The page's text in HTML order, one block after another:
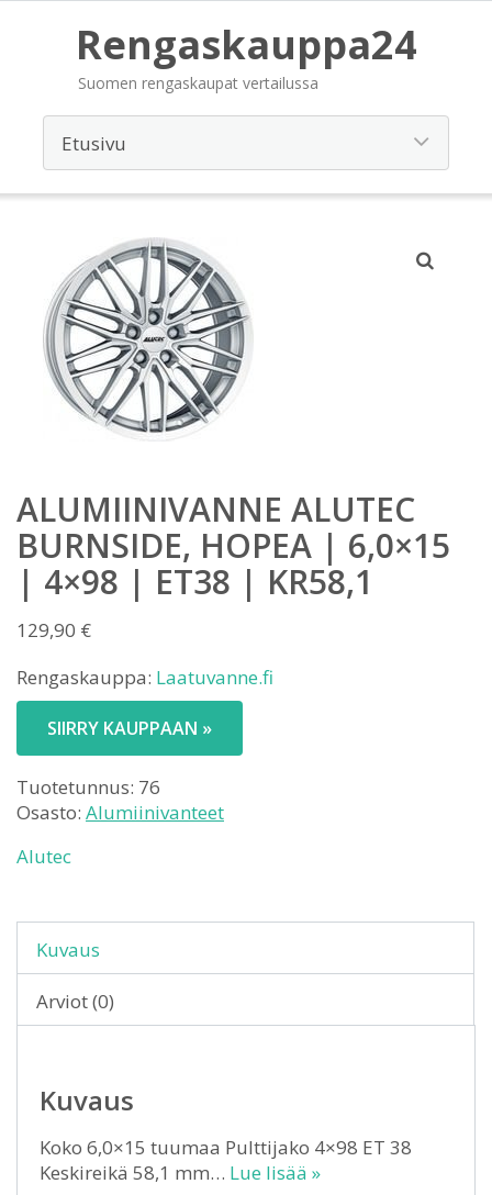
Rengaskauppa24
Suomen rengaskaupat vertailussa
ALUMIINIVANNE ALUTEC
BURNSIDE, HOPEA | 6,0×15
| 4×98 | ET38 | KR58,1
129,90 €
Rengaskauppa: Laatuvanne.fi
SIIRRY KAUPPAAN »
Tuotetunnus: 76
Osasto: Alumiinivanteet
Alutec
Kuvaus
Arviot (0)
Kuvaus
Koko 6,0×15 tuumaa Pulttijako 4×98 ET 38
Keskireikä 58,1 mm… Lue lisää »